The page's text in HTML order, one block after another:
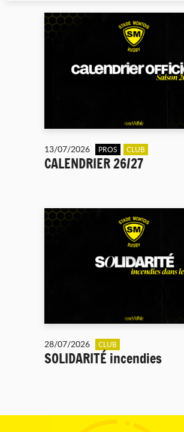
13/07/2026 PROS CLUB
CALENDRIER 26/27
28/07/2026 CLUB
SOLIDARITÉ incendies